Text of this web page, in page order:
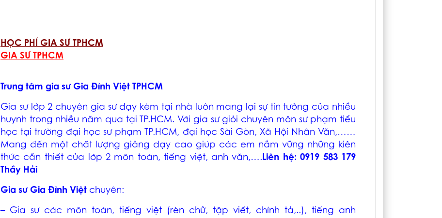
HỌC PHÍ GIA SƯ TPHCM
GIA SƯ TPHCM
Trung tâm gia sư Gia Đình Việt TPHCM
Gia sư lớp 2 chuyên gia sư dạy kèm tại nhà luôn mang lại sự tin tưởng của nhiều
huynh trong nhiều năm qua tại TP.HCM. Với gia sư giỏi chuyên môn sư phạm tiểu
học tại trường đại học sư phạm TP.HCM, đại học Sài Gòn, Xã Hội Nhân Văn,……
Mang đến một chất lượng giảng dạy cao giúp các em nắm vững những kiên
thức cần thiết của lớp 2 môn toán, tiếng việt, anh văn,….Liên hệ: 0919 583 179
Thầy Hải
Gia sư Gia Đình Việt chuyên:
– Gia sư các môn toán, tiếng việt (rèn chữ, tập viết, chính tả,..), tiếng anh